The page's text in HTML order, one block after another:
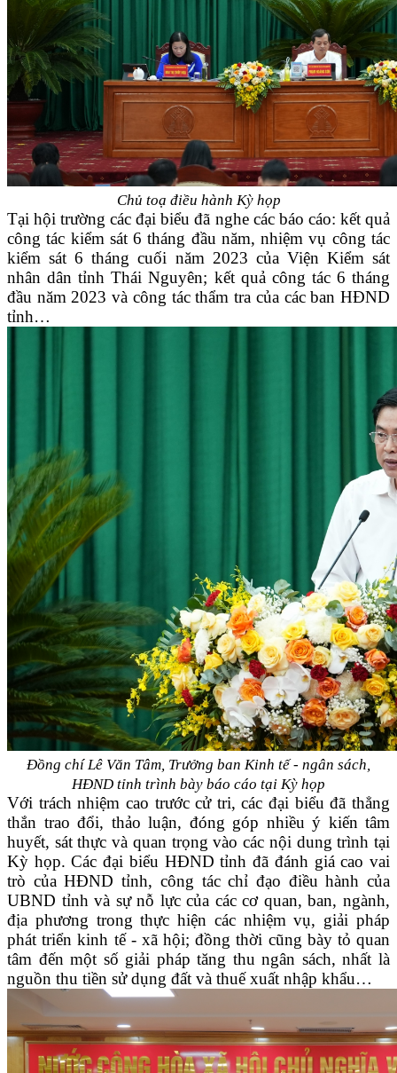
Chủ toạ điều hành Kỳ họp
Tại hội trường các đại biểu đã nghe các báo cáo: kết quả
công tác kiểm sát 6 tháng đầu năm, nhiệm vụ công tác
kiểm sát 6 tháng cuối năm 2023 của Viện Kiểm sát
nhân dân tỉnh Thái Nguyên; kết quả công tác 6 tháng
đầu năm 2023 và công tác thẩm tra của các ban HĐND
tỉnh…
Đồng chí Lê Văn Tâm, Trưởng ban Kinh tế - ngân sách,
HĐND tỉnh trình bày báo cáo tại Kỳ họp
Với trách nhiệm cao trước cử tri, các đại biểu đã thẳng
thắn trao đổi, thảo luận, đóng góp nhiều ý kiến tâm
huyết, sát thực và quan trọng vào các nội dung trình tại
Kỳ họp. Các đại biểu HĐND tỉnh đã đánh giá cao vai
trò của HĐND tỉnh, công tác chỉ đạo điều hành của
UBND tỉnh và sự nỗ lực của các cơ quan, ban, ngành,
địa phương trong thực hiện các nhiệm vụ, giải pháp
phát triển kinh tế - xã hội; đồng thời cũng bày tỏ quan
tâm đến một số giải pháp tăng thu ngân sách, nhất là
nguồn thu tiền sử dụng đất và thuế xuất nhập khẩu…